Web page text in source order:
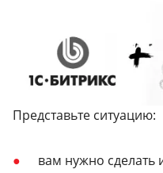
Представьте ситуацию:
вам нужно сделать